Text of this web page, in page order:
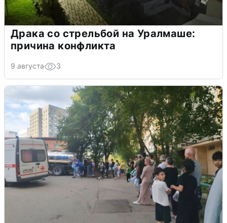
Драка со стрельбой на Уралмаше:
причина конфликта
9 августа 3